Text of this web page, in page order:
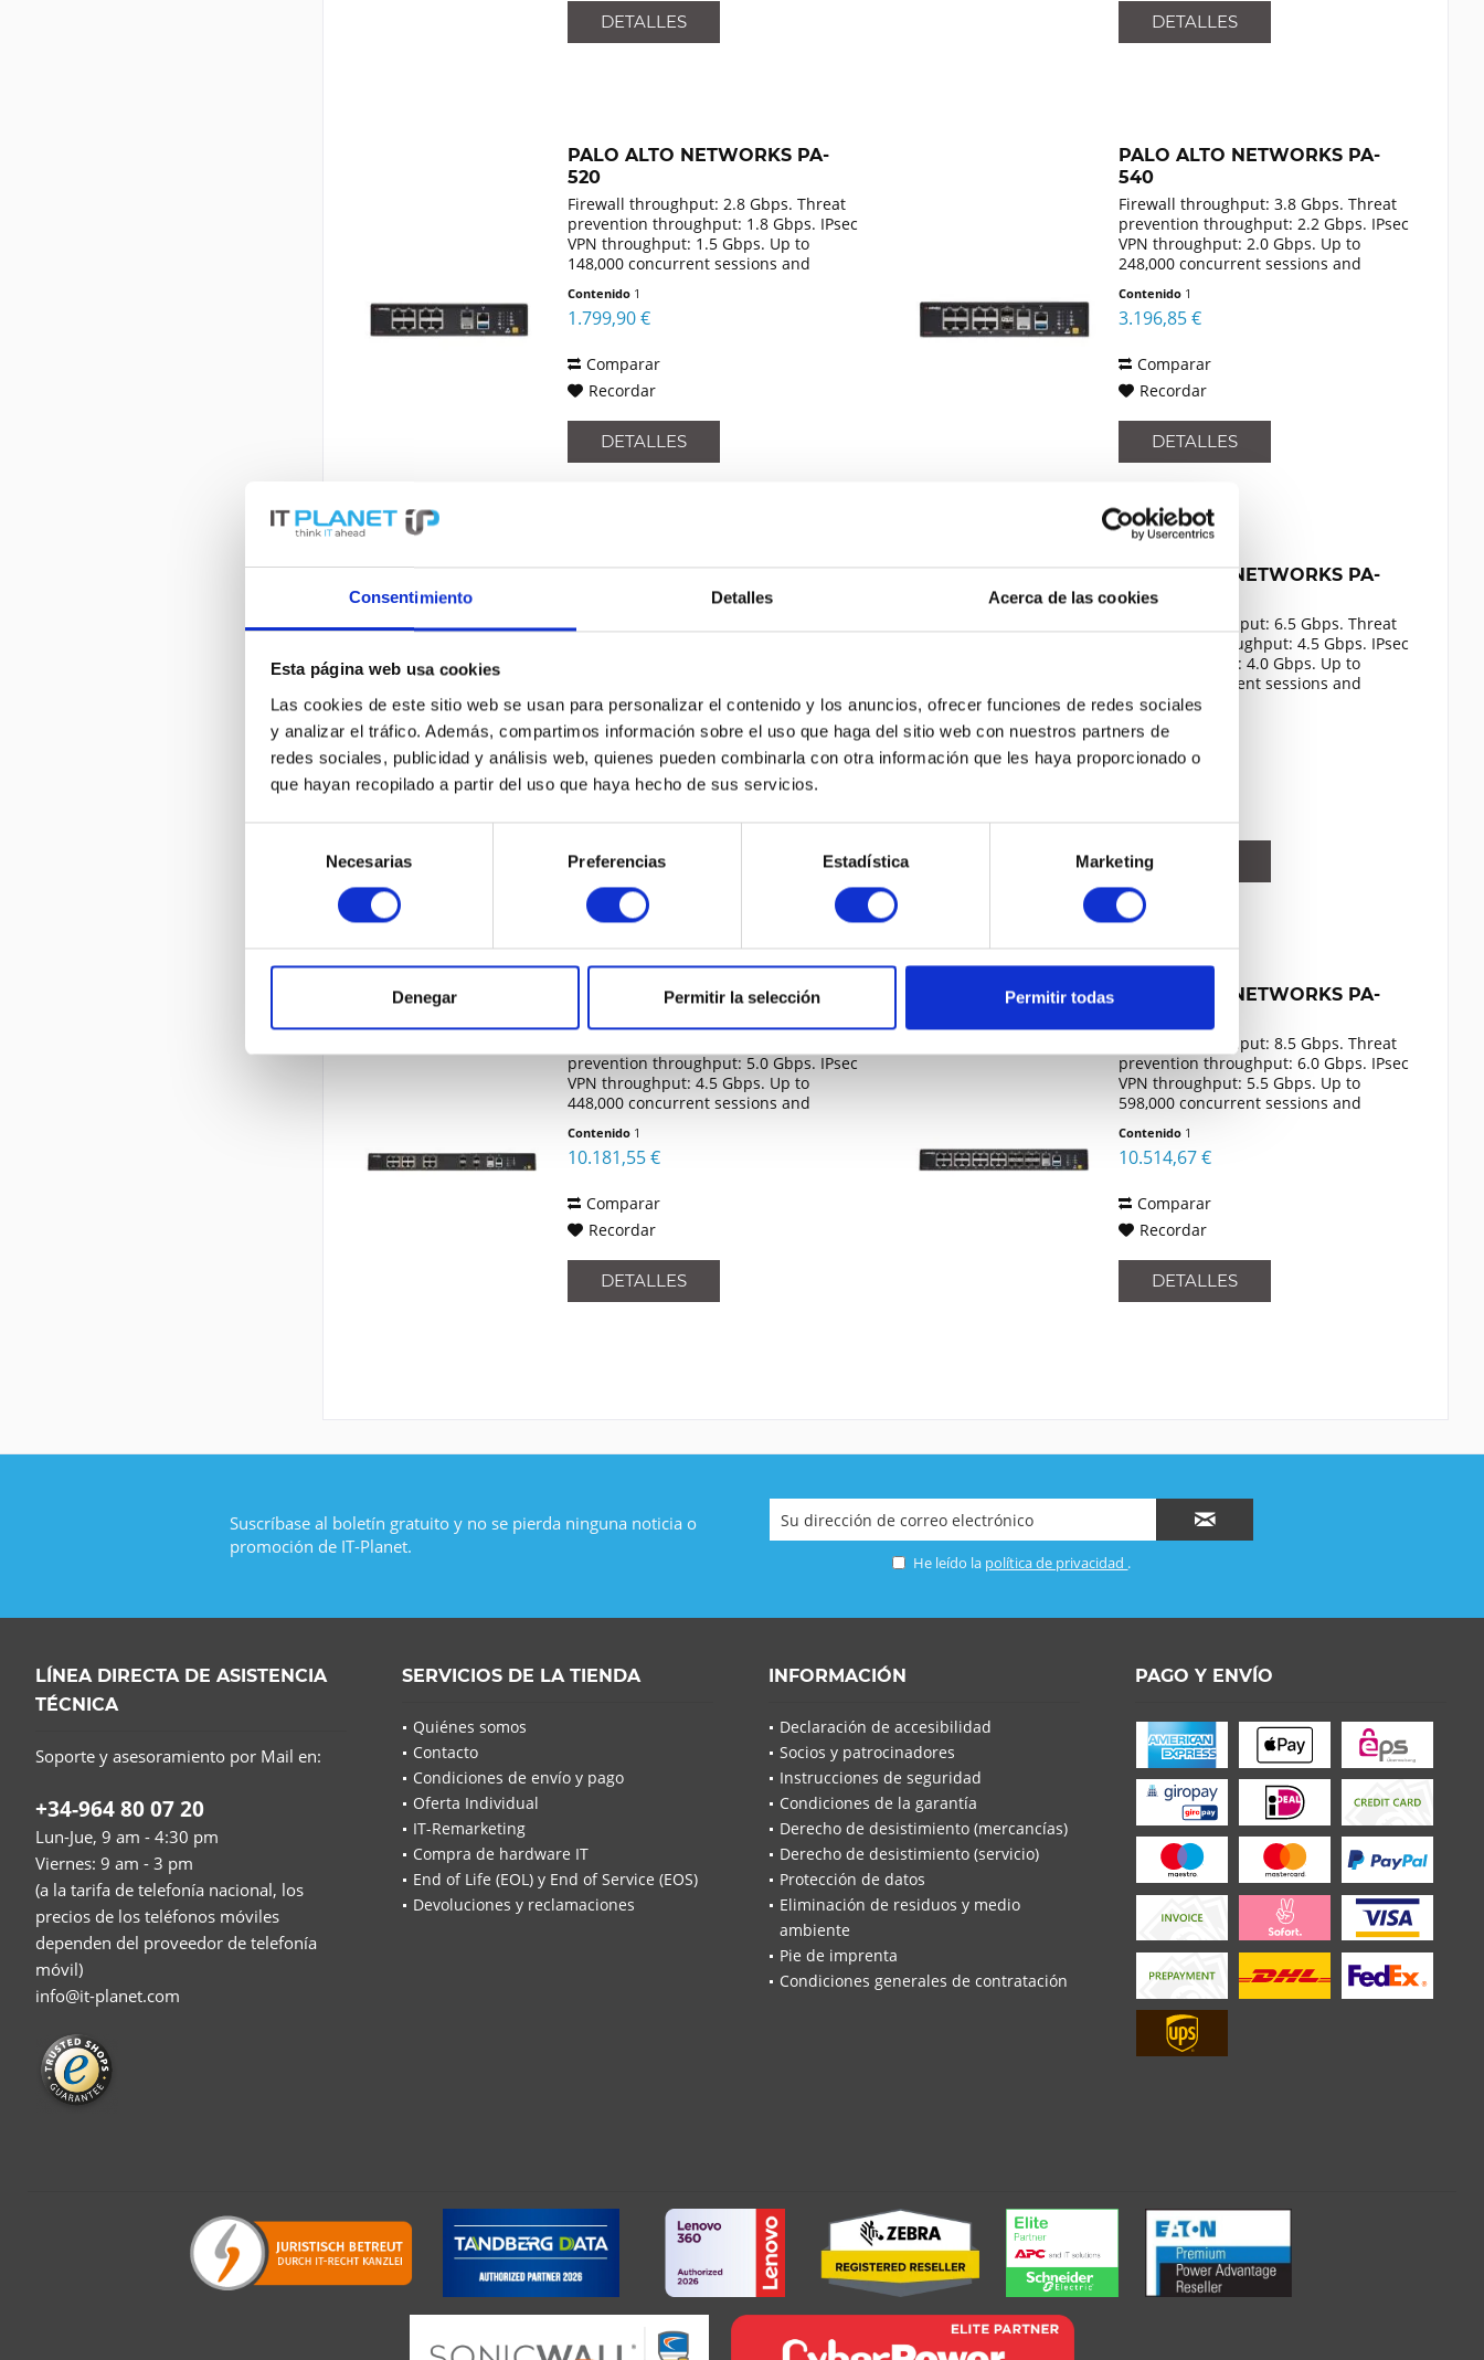
Consentimiento Detalles Acerca de las cookies
Esta página web usa cookies
Las cookies de este sitio web se usan para personalizar el contenido y los anuncios, ofrecer funciones de redes sociales
y analizar el tráfico. Además, compartimos información sobre el uso que haga del sitio web con nuestros partners de
redes sociales, publicidad y análisis web, quienes pueden combinarla con otra información que les haya proporcionado o
que hayan recopilado a partir del uso que haya hecho de sus servicios.
consentimiento
Necesarias Preferencias Estadística Marketing
Denegar Permitir la selección Permitir todas
DETALLES DETALLES
PALO ALTO NETWORKS PA-
520
Firewall throughput: 2.8 Gbps. Threat
prevention throughput: 1.8 Gbps. IPsec
VPN throughput: 1.5 Gbps. Up to
148,000 concurrent sessions and
Contenido 1
1.799,90 €
Comparar
Recordar
DETALLES
PALO ALTO NETWORKS PA-
540
Firewall throughput: 3.8 Gbps. Threat
prevention throughput: 2.2 Gbps. IPsec
VPN throughput: 2.0 Gbps. Up to
248,000 concurrent sessions and
Supports virtual systems (1 base / 2
maximum)
Contenido 1
3.196,85 €
Comparar
Recordar
DETALLES
Firewall throughput: 5.0 Gbps. Threat
55,000 new sessions per second.
Virtual systems: 1 / 2
Contenido1
5.883,27 €
Comparar
DETALLES
PALO ALTO NETWORKS PA-
550
Firewall throughput: 6.5 Gbps. Threat
prevention throughput: 4.5 Gbps. IPsec
VPN throughput: 4.0 Gbps. Up to
398,000 concurrent sessions and
70,000 new sessions per second.
Virtual systems: 1 / 5
Contenido1
8.430,00 €
DETALLES
PALO ALTO NETWORKS PA-
prevention throughput: 5.0 Gbps. IPsec
VPN throughput: 4.5 Gbps. Up to
448,000 concurrent sessions and
Virtual systems: 1 / 5
Contenido 1
10.181,55 €
Comparar
Recordar
DETALLES
PALO ALTO NETWORKS PA-
Firewall throughput: 8.5 Gbps. Threat
prevention throughput: 6.0 Gbps. IPsec
VPN throughput: 5.5 Gbps. Up to
598,000 concurrent sessions and
Virtual systems: 1 / 5.
Contenido 1
10.514,67 €
Comparar
Recordar
DETALLES
Suscríbase al boletín gratuito y no se pierda ninguna noticia o
promoción de IT-Planet.
He leído la política de privacidad .
LÍNEA DIRECTA DE ASISTENCIA
TÉCNICA
Soporte y asesoramiento por Mail en:
+34-964 80 07 20
Lun-Jue, 9 am - 4:30 pm
Viernes: 9 am - 3 pm
(a la tarifa de telefonía nacional, los
precios de los teléfonos móviles
dependen del proveedor de telefonía
móvil)
info@it-planet.com
SERVICIOS DE LA TIENDA
Quiénes somos
Contacto
Condiciones de envío y pago
Oferta Individual
IT-Remarketing
Compra de hardware IT
End of Life (EOL) y End of Service (EOS)
Devoluciones y reclamaciones
INFORMACIÓN
Declaración de accesibilidad
Socios y patrocinadores
Instrucciones de seguridad
Condiciones de la garantía
Derecho de desistimiento (mercancías)
Derecho de desistimiento (servicio)
Protección de datos
Eliminación de residuos y medio
ambiente
Pie de imprenta
Condiciones generales de contratación
PAGO Y ENVÍO